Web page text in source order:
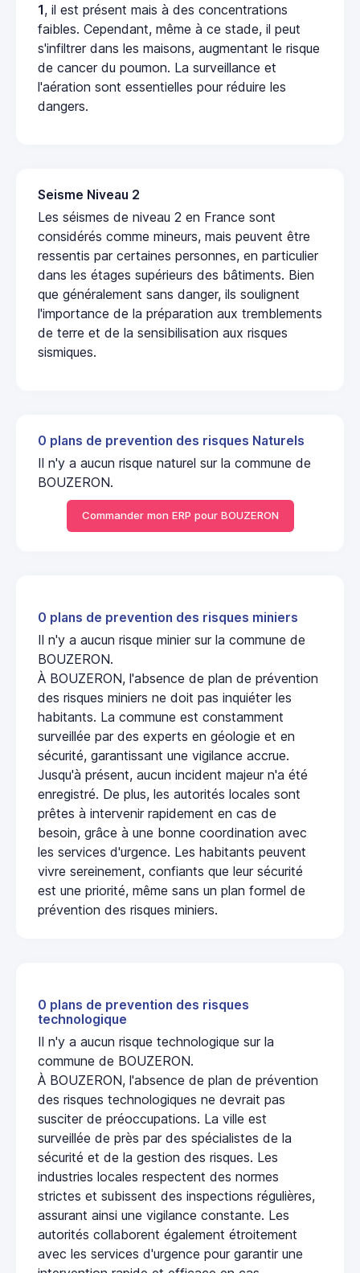
1, il est présent mais à des concentrations
faibles. Cependant, même à ce stade, il peut
s'infiltrer dans les maisons, augmentant le risque
de cancer du poumon. La surveillance et
l'aération sont essentielles pour réduire les
dangers.
Seisme Niveau 2
Les séismes de niveau 2 en France sont
considérés comme mineurs, mais peuvent être
ressentis par certaines personnes, en particulier
dans les étages supérieurs des bâtiments. Bien
que généralement sans danger, ils soulignent
l'importance de la préparation aux tremblements
de terre et de la sensibilisation aux risques
sismiques.
0 plans de prevention des risques Naturels
Il n'y a aucun risque naturel sur la commune de
BOUZERON.
Commander mon ERP pour BOUZERON
0 plans de prevention des risques miniers
Il n'y a aucun risque minier sur la commune de
BOUZERON.
À BOUZERON, l'absence de plan de prévention
des risques miniers ne doit pas inquiéter les
habitants. La commune est constamment
surveillée par des experts en géologie et en
sécurité, garantissant une vigilance accrue.
Jusqu'à présent, aucun incident majeur n'a été
enregistré. De plus, les autorités locales sont
prêtes à intervenir rapidement en cas de
besoin, grâce à une bonne coordination avec
les services d'urgence. Les habitants peuvent
vivre sereinement, confiants que leur sécurité
est une priorité, même sans un plan formel de
prévention des risques miniers.
0 plans de prevention des risques
technologique
Il n'y a aucun risque technologique sur la
commune de BOUZERON.
À BOUZERON, l'absence de plan de prévention
des risques technologiques ne devrait pas
susciter de préoccupations. La ville est
surveillée de près par des spécialistes de la
sécurité et de la gestion des risques. Les
industries locales respectent des normes
strictes et subissent des inspections régulières,
assurant ainsi une vigilance constante. Les
autorités collaborent également étroitement
avec les services d'urgence pour garantir une